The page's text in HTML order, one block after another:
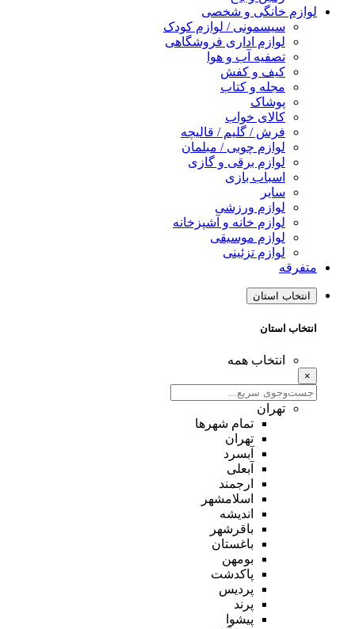
لوازم خانگی و شخصی
سیسمونی / لوازم کودک
لوازم اداری فروشگاهی
تصفیه آب و هوا
کیف و کفش
مجله و کتاب
پوشاک
کالای خواب
فرش / گلیم / قالیچه
لوازم چوبی / مبلمان
لوازم برقی و گازی
اسباب بازی
سایر
لوازم ورزشی
لوازم خانه و آشپزخانه
لوازم موسیقی
لوازم تزئینی
متفرقه
انتخاب استان
انتخاب استان
انتخاب همه
×
تهران
تمام شهر‌ها
تهران
آبسرد
آبعلی
ارجمند
اسلامشهر
اندیشه
باقرشهر
باغستان
بومهن
پاکدشت
پردیس
پرند
پیشوا